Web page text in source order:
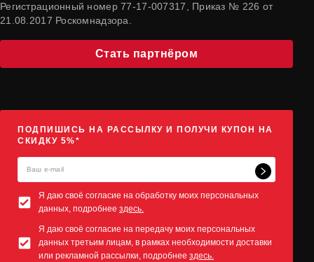
Регистрационный номер 77-17-007317, Приказ № 226 от
21.08.2017 Роскомнадзора.
Стать партнёром
ПОДПИШИСЬ НА РАССЫЛКУ И ПОЛУЧИ КУПОН НА
СКИДКУ 5%*
Я даю своё согласие на обработку моих персональных
данных, подробнее здесь.
Я даю своё согласие на передачу моих персональных
данных третьим лицам, в рамках необходимости доставки
или рекламной рассылки, подробнее здесь.